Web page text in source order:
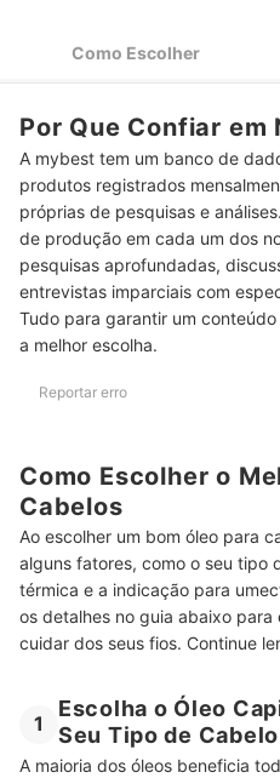
Para Usar Antes da
para Cabelo Protetor
Top 10 Melhores Óleos para Cabelo
Como Usar o Óleo para Cabelo?
Perguntas Frequentes sobre Óleos
Pode Usar Óleo Capilar Todos os
Quem Tem Cabelo Oleoso Pode
Óleo Capilar Ajuda a Crescer o
Precisa Remover o Excesso de
Confira os Óleos para Tratamento
Amazon
Como Escolher
Por Que Confiar em
A mybest tem um banco de
produtos registrados
próprias de pesquisas e
de produção em cada um dos
pesquisas aprofundadas,
entrevistas imparciais com
Tudo para garantir um
a melhor escolha.
Reportar erro
Como Escolher o
Cabelos
Ao escolher um bom óleo para
alguns fatores, como o seu tipo
térmica e a indicação para
os detalhes no guia abaixo
cuidar dos seus fios. Continue
1
Escolha o Óleo
Seu Tipo de Cabelo
A maioria dos óleos beneficia